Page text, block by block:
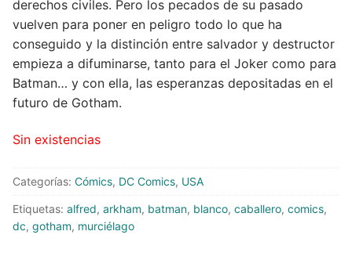
derechos civiles. Pero los pecados de su pasado
vuelven para poner en peligro todo lo que ha
conseguido y la distinción entre salvador y destructor
empieza a difuminarse, tanto para el Joker como para
Batman… y con ella, las esperanzas depositadas en el
futuro de Gotham.
Sin existencias
Categorías: Cómics, DC Comics, USA
Etiquetas: alfred, arkham, batman, blanco, caballero, comics,
dc, gotham, murciélago